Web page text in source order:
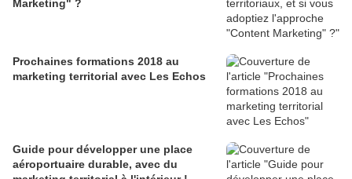
Marketing" ?
Prochaines formations 2018 au
marketing territorial avec Les Echos
Guide pour développer une place
aéroportuaire durable, avec du